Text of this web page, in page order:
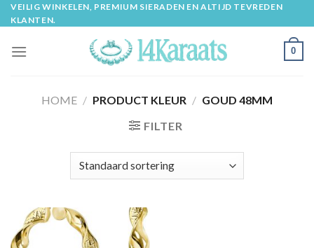
Skip
to
VEILIG WINKELEN, PREMIUM SIERADEN EN ALTIJD TEVREDEN
KLANTEN.
0
HOME / PRODUCT KLEUR / GOUD 48MM
FILTER